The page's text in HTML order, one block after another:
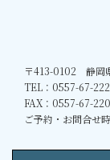
〒413-0102 静岡
TEL：0557-67-
FAX：0557-67-
ご予約・お問合